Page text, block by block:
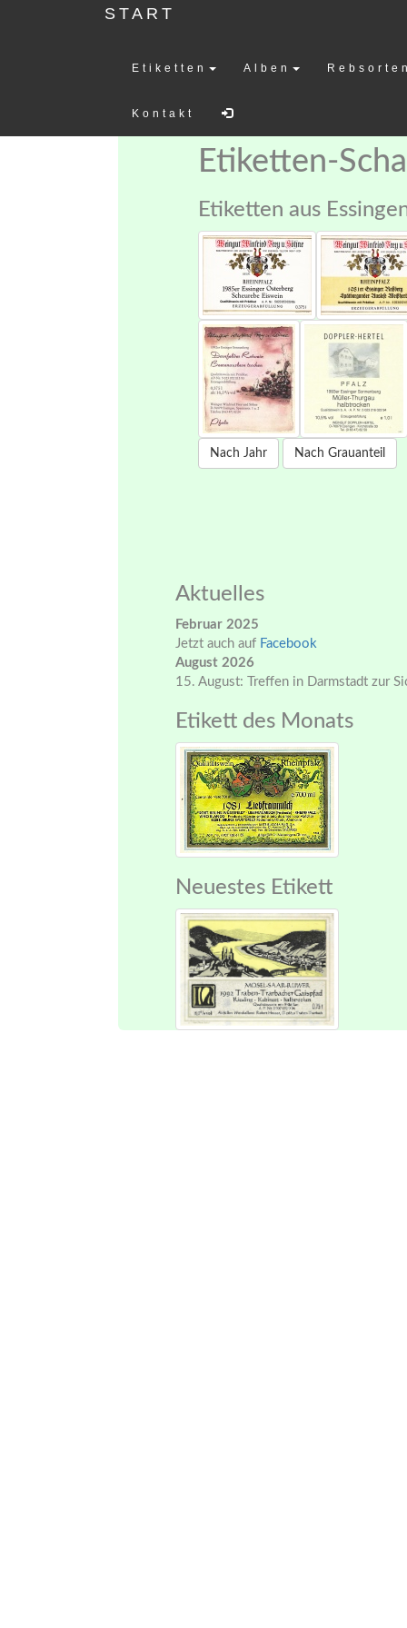
START
Etiketten Alben
Kontakt
Etiketten-
Etiketten aus
Nach Jahr Nach Grauanteil
Aktuelles
Februar 2025
Jetzt auch auf Facebook
August 2026
15. August: Treffen in Darmstadt zur
Etikett des Monats
Neuestes Etikett